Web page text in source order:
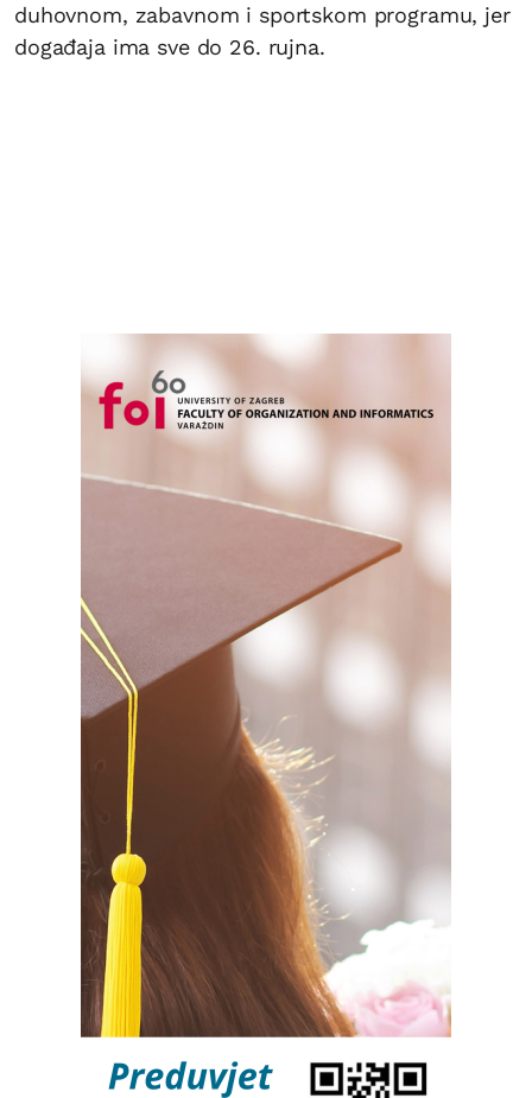
duhovnom, zabavnom i sportskom programu, jer
događaja ima sve do 26. rujna.